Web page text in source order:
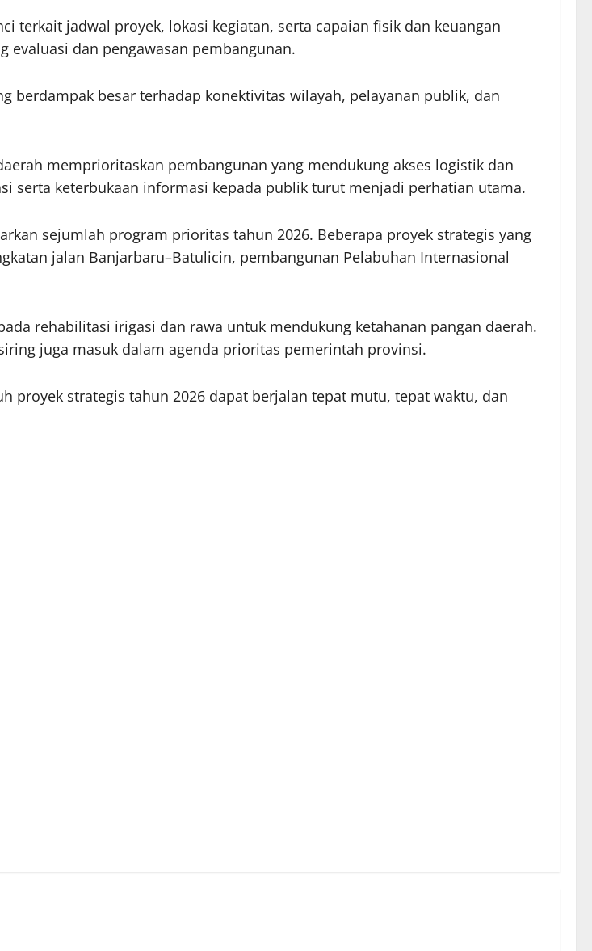
terkait jadwal proyek, lokasi kegiatan, serta capaian fisik dan keuangan
evaluasi dan pengawasan pembangunan.
berdampak besar terhadap konektivitas wilayah, pelayanan publik, dan
memprioritaskan pembangunan yang mendukung akses logistik dan
serta keterbukaan informasi kepada publik turut menjadi perhatian utama.
sejumlah program prioritas tahun 2026. Beberapa proyek strategis yang
jalan Banjarbaru–Batulicin, pembangunan Pelabuhan Internasional
rehabilitasi irigasi dan rawa untuk mendukung ketahanan pangan daerah.
juga masuk dalam agenda prioritas pemerintah provinsi.
proyek strategis tahun 2026 dapat berjalan tepat mutu, tepat waktu, dan